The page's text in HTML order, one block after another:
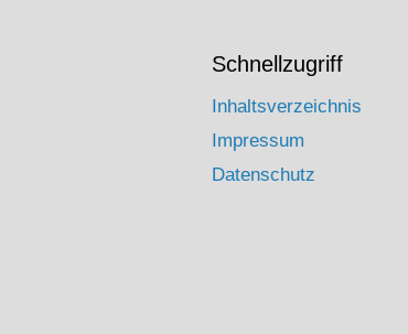
Schnellzugriff
Inhaltsverzeichnis
Impressum
Datenschutz